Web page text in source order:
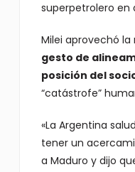
superpetrolero en
Milei aprovechó la
gesto de
posición del
“catástrofe”
«La Argentina
tener un
a Maduro y dijo